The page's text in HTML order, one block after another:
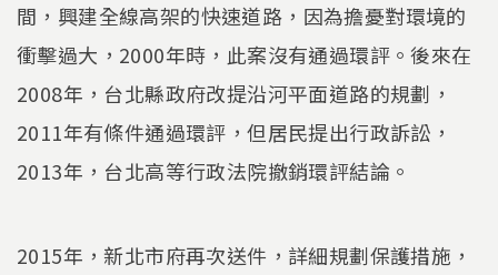
間，興建全線高架的快速道路，因為擔憂對環境的
衝擊過大，2000年時，此案沒有通過環評。後來在
2008年，台北縣政府改提沿河平面道路的規劃，
2011年有條件通過環評，但居民提出行政訴訟，
2013年，台北高等行政法院撤銷環評結論。
2015年，新北市府再次送件，詳細規劃保護措施，